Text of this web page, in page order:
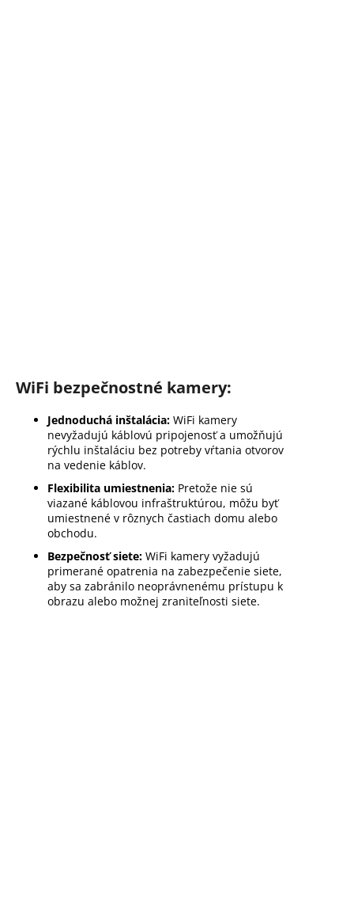
WiFi bezpečnostné kamery:
Jednoduchá inštalácia: WiFi kamery
nevyžadujú káblovú pripojenosť a umožňujú
rýchlu inštaláciu bez potreby vŕtania otvorov
na vedenie káblov.
Flexibilita umiestnenia: Pretože nie sú
viazané káblovou infraštruktúrou, môžu byť
umiestnené v rôznych častiach domu alebo
obchodu.
Bezpečnosť siete: WiFi kamery vyžadujú
primerané opatrenia na zabezpečenie siete,
aby sa zabránilo neoprávnenému prístupu k
obrazu alebo možnej zraniteľnosti siete.